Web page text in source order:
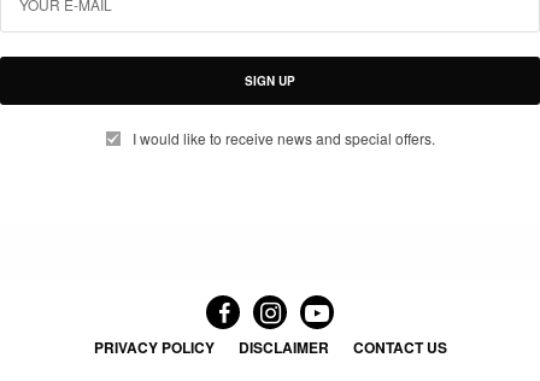
SIGN UP
I would like to receive news and special offers.
PRIVACY POLICY DISCLAIMER CONTACT US